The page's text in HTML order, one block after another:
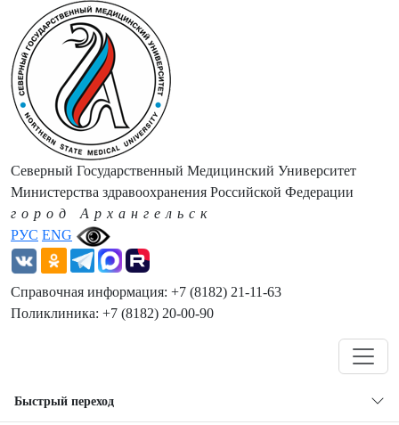
РУС ENG
Северный Государственный Медицинский Университет
Министерства здравоохранения Российской Федерации
город Архангельск
Справочная информация: +7 (8182) 21-11-63
Поликлиника: +7 (8182) 20-00-90
Быстрый переход